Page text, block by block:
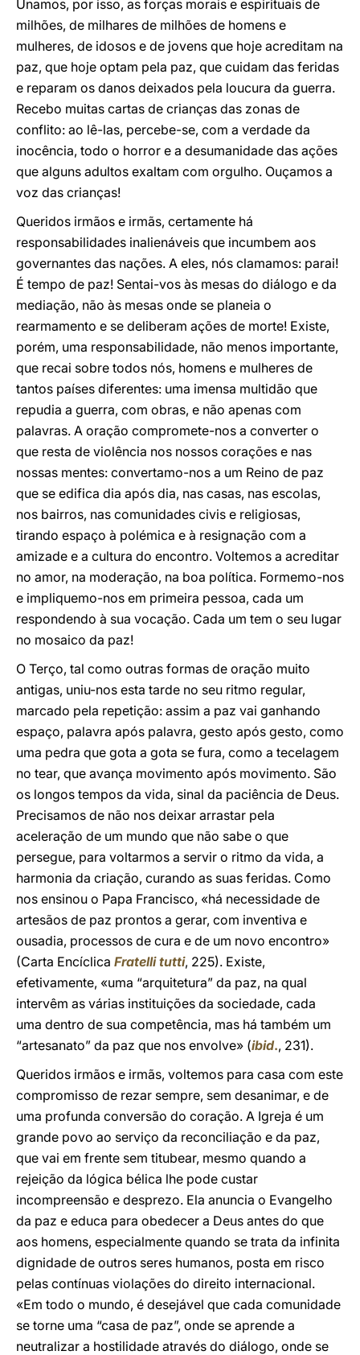
Unamos, por isso, as forças morais e espirituais de
milhões, de milhares de milhões de homens e
mulheres, de idosos e de jovens que hoje acreditam na
paz, que hoje optam pela paz, que cuidam das feridas
e reparam os danos deixados pela loucura da guerra.
Recebo muitas cartas de crianças das zonas de
conflito: ao lê-las, percebe-se, com a verdade da
inocência, todo o horror e a desumanidade das ações
que alguns adultos exaltam com orgulho. Ouçamos a
voz das crianças!
Queridos irmãos e irmãs, certamente há
responsabilidades inalienáveis que incumbem aos
governantes das nações. A eles, nós clamamos: parai!
É tempo de paz! Sentai-vos às mesas do diálogo e da
mediação, não às mesas onde se planeia o
rearmamento e se deliberam ações de morte! Existe,
porém, uma responsabilidade, não menos importante,
que recai sobre todos nós, homens e mulheres de
tantos países diferentes: uma imensa multidão que
repudia a guerra, com obras, e não apenas com
palavras. A oração compromete-nos a converter o
que resta de violência nos nossos corações e nas
nossas mentes: convertamo-nos a um Reino de paz
que se edifica dia após dia, nas casas, nas escolas,
nos bairros, nas comunidades civis e religiosas,
tirando espaço à polémica e à resignação com a
amizade e a cultura do encontro. Voltemos a acreditar
no amor, na moderação, na boa política. Formemo-nos
e impliquemo-nos em primeira pessoa, cada um
respondendo à sua vocação. Cada um tem o seu lugar
no mosaico da paz!
O Terço, tal como outras formas de oração muito
antigas, uniu-nos esta tarde no seu ritmo regular,
marcado pela repetição: assim a paz vai ganhando
espaço, palavra após palavra, gesto após gesto, como
uma pedra que gota a gota se fura, como a tecelagem
no tear, que avança movimento após movimento. São
os longos tempos da vida, sinal da paciência de Deus.
Precisamos de não nos deixar arrastar pela
aceleração de um mundo que não sabe o que
persegue, para voltarmos a servir o ritmo da vida, a
harmonia da criação, curando as suas feridas. Como
nos ensinou o Papa Francisco, «há necessidade de
artesãos de paz prontos a gerar, com inventiva e
ousadia, processos de cura e de um novo encontro»
(Carta Encíclica Fratelli tutti, 225). Existe,
efetivamente, «uma “arquitetura” da paz, na qual
intervêm as várias instituições da sociedade, cada
uma dentro de sua competência, mas há também um
“artesanato” da paz que nos envolve» (ibid., 231).
Queridos irmãos e irmãs, voltemos para casa com este
compromisso de rezar sempre, sem desanimar, e de
uma profunda conversão do coração. A Igreja é um
grande povo ao serviço da reconciliação e da paz,
que vai em frente sem titubear, mesmo quando a
rejeição da lógica bélica lhe pode custar
incompreensão e desprezo. Ela anuncia o Evangelho
da paz e educa para obedecer a Deus antes do que
aos homens, especialmente quando se trata da infinita
dignidade de outros seres humanos, posta em risco
pelas contínuas violações do direito internacional.
«Em todo o mundo, é desejável que cada comunidade
se torne uma “casa de paz”, onde se aprende a
neutralizar a hostilidade através do diálogo, onde se